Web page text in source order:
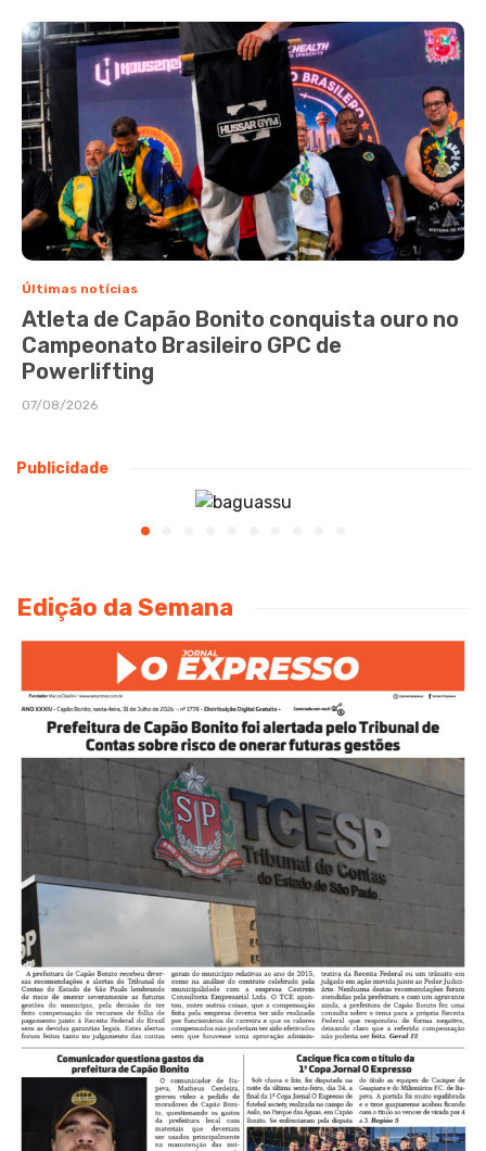
Últimas notícias
Atleta de Capão Bonito conquista ouro no
Campeonato Brasileiro GPC de
Powerlifting
07/08/2026
Publicidade
Edição da Semana